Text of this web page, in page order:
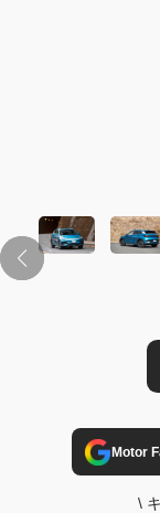
Motor
\